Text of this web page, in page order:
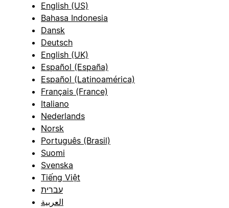
English (US)
Bahasa Indonesia
Dansk
Deutsch
English (UK)
Español (España)
Español (Latinoamérica)
Français (France)
Italiano
Nederlands
Norsk
Português (Brasil)
Suomi
Svenska
Tiếng Việt
עברית
العربية